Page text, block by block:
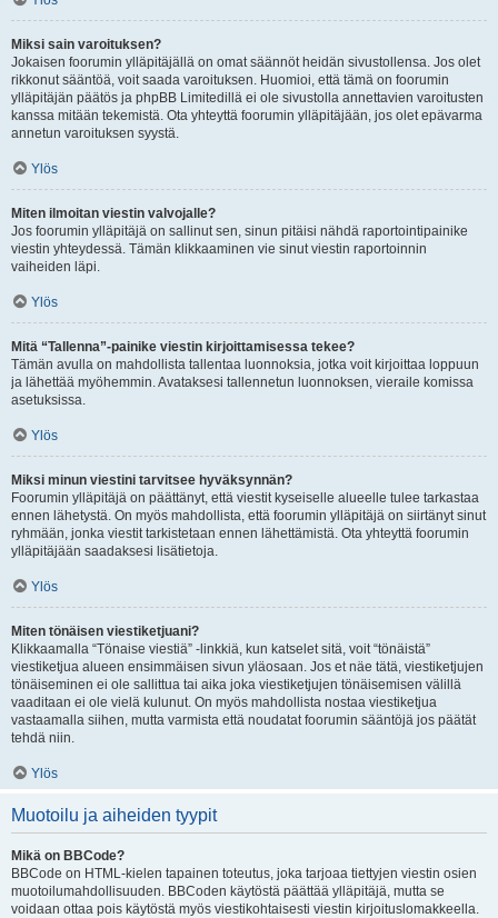
Miksi sain varoituksen?
Jokaisen foorumin ylläpitäjällä on omat säännöt heidän sivustollensa. Jos olet
rikkonut sääntöä, voit saada varoituksen. Huomioi, että tämä on foorumin
ylläpitäjän päätös ja phpBB Limitedillä ei ole sivustolla annettavien varoitusten
kanssa mitään tekemistä. Ota yhteyttä foorumin ylläpitäjään, jos olet epävarma
annetun varoituksen syystä.
Ylös
Miten ilmoitan viestin valvojalle?
Jos foorumin ylläpitäjä on sallinut sen, sinun pitäisi nähdä raportointipainike
viestin yhteydessä. Tämän klikkaaminen vie sinut viestin raportoinnin
vaiheiden läpi.
Ylös
Mitä “Tallenna”-painike viestin kirjoittamisessa tekee?
Tämän avulla on mahdollista tallentaa luonnoksia, jotka voit kirjoittaa loppuun
ja lähettää myöhemmin. Avataksesi tallennetun luonnoksen, vieraile komissa
asetuksissa.
Ylös
Miksi minun viestini tarvitsee hyväksynnän?
Foorumin ylläpitäjä on päättänyt, että viestit kyseiselle alueelle tulee tarkastaa
ennen lähetystä. On myös mahdollista, että foorumin ylläpitäjä on siirtänyt sinut
ryhmään, jonka viestit tarkistetaan ennen lähettämistä. Ota yhteyttä foorumin
ylläpitäjään saadaksesi lisätietoja.
Ylös
Miten tönäisen viestiketjuani?
Klikkaamalla “Tönaise viestiä” -linkkiä, kun katselet sitä, voit “tönäistä”
viestiketjua alueen ensimmäisen sivun yläosaan. Jos et näe tätä, viestiketjujen
tönäiseminen ei ole sallittua tai aika joka viestiketjujen tönäisemisen välillä
vaaditaan ei ole vielä kulunut. On myös mahdollista nostaa viestiketjua
vastaamalla siihen, mutta varmista että noudatat foorumin sääntöjä jos päätät
tehdä niin.
Ylös
Muotoilu ja aiheiden tyypit
Mikä on BBCode?
BBCode on HTML-kielen tapainen toteutus, joka tarjoaa tiettyjen viestin osien
muotoilumahdollisuuden. BBCoden käytöstä päättää ylläpitäjä, mutta se
voidaan ottaa pois käytöstä myös viestikohtaisesti viestin kirjoituslomakkeella.